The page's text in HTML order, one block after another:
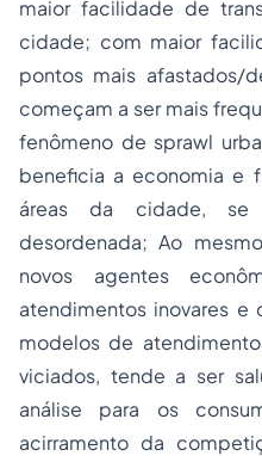
maior facilidade de
cidade; com maior
pontos mais afastados/
começam a ser mais
fenômeno de sprawl
beneficia a economia e
áreas da cidade,
desordenada; Ao
novos agentes
atendimentos inovares e
modelos de
viciados, tende a ser
análise para os
acirramento da